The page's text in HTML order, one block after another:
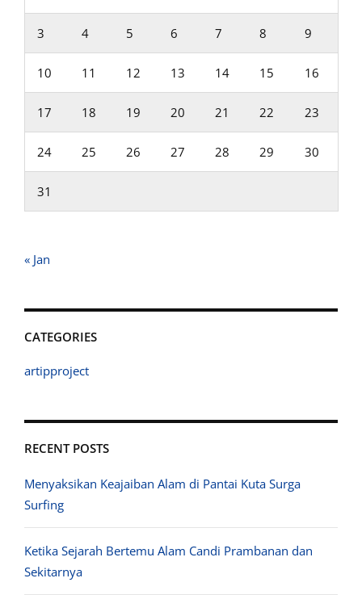
3 4 5 6 7 8 9
10 11 12 13 14 15 16
17 18 19 20 21 22 23
24 25 26 27 28 29 30
31
« Jan
CATEGORIES
artipproject
RECENT POSTS
Menyaksikan Keajaiban Alam di Pantai Kuta Surga
Surfing
Ketika Sejarah Bertemu Alam Candi Prambanan dan
Sekitarnya